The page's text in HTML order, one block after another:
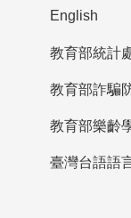
English
教育部詐騙
教育部樂齡